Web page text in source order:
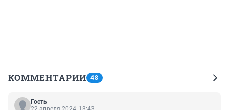
КОММЕНТАРИИ 48
Гость